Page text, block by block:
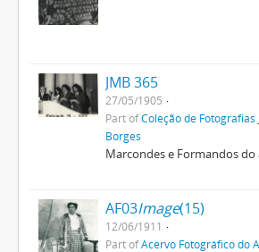
JMB 365
27/05/1905
Part ofColeção de Fotografias
Borges
Marcondes e Formandos do
AF03Image(15)
12/06/1911
Part ofAcervo Fotográfico do